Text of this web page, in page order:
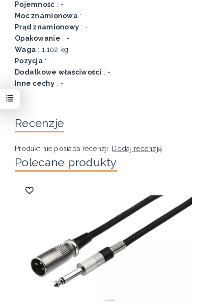
Pojemność : -
Moc znamionowa: -
Prąd znamionowy : -
Opakowanie : -
Waga : 1.102 kg
Pozycja: -
Dodatkowe właściwości : -
Inne cechy: -
Recenzje
Produkt nie posiada recenzji. Dodaj recenzję
Polecane produkty